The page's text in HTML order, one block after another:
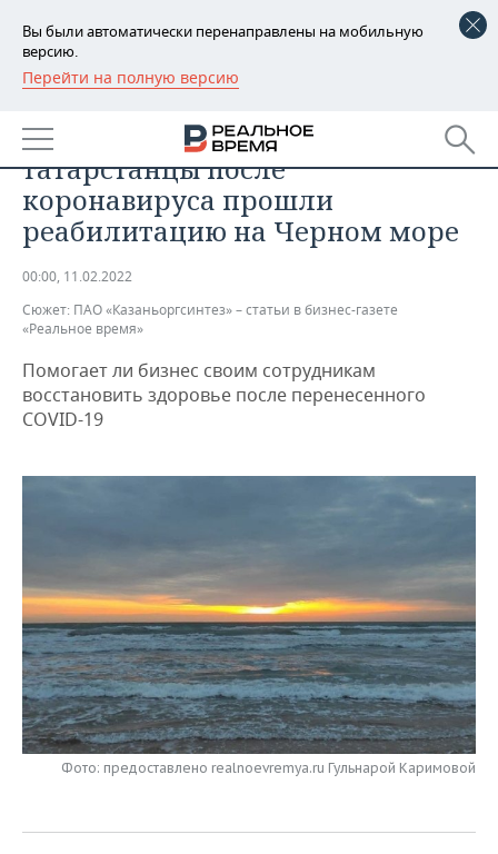
Вы были автоматически перенаправлены на мобильную
версию.
Перейти на полную версию
РЕГИОНЫ
БАШКОРТОСТАН
ТАТАРСТАН
УДМУРТИЯ
НОВОСТИ
АНАЛИТИКА
НОВОСТИ АНАЛИТИКИ
ДЕКЛАРАЦИИ О ДОХОДАХ
КОРОЛИ ГОСЗАКАЗА ПФО
ВУЗЫ ТАТАРСТАНА
ТАТАРСТАНА
ЭКОНОМИКА
НОВОСТИ ЭКОНОМИКИ
ФИНАНСЫ
БАНКИ
ПРОМЫШЛЕННОСТЬ
НОВОСТИ
АГРОПРОМ
ОПК
ЭНЕРГЕТИКА
НЕДВИЖИМОСТЬ
НОВОСТИ НЕДВИЖИМОСТИ
АВТО
ТРАНСПОРТ
УСЛУГИ
IT
МЕДИА
ТЕЛЕКОММУНИКАЦИИ
НОВОСТИ МЕРОПРИЯТИЙ
ВЫЕЗДНАЯ РЕДАКЦИЯ
БИЗНЕС-БРАНЧИ
ONLINE-КОНФЕРЕНЦИИ
СПОРТ
НОВОСТИ СПОРТА
ФУТБОЛ
ХОККЕЙ
ОБЩЕСТВО
НОВОСТИ ОБЩЕСТВА
ВЛАСТЬ
ФОТОГАЛЕРЕЯ
СЮЖЕТЫ
В Анапу — бесплатно:
татарстанцы после
коронавируса прошли
реабилитацию на Черном море
00:00, 11.02.2022
Сюжет: ПАО «Казаньоргсинтез» – статьи в бизнес-газете
«Реальное время»
Помогает ли бизнес своим сотрудникам
восстановить здоровье после перенесенного
COVID-19
Фото: предоставлено realnoevremya.ru Гульнарой Каримовой